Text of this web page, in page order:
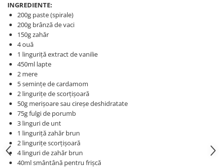
INGREDIENTE:
200g paste (spirale)
200g brânză de vaci
150g zahăr
4 ouă
1 linguriță extract de vanilie
450ml lapte
2 mere
5 semințe de cardamom
2 lingurițe de scorțișoară
50g merișoare sau cireșe deshidratate
75g fulgi de porumb
3 linguri de unt
1 linguriță zahăr brun
2 lingurițe scorțișoară
4 linguri de zahăr brun
40ml smântână pentru frișcă